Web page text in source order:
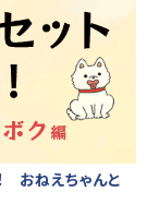
おねえちゃんと